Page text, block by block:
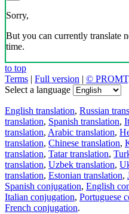
Sorry,
But you can currently translate
time.
to top
Terms | Full version | ©
Select a language
English translation, Russian
translation, Spanish translation,
translation, Arabic translation,
translation, Chinese translation,
translation, Tatar translation,
translation, Uzbek translation,
translation, Estonian translation,
Spanish conjugation, English
Italian conjugation, Portuguese
French conjugation.